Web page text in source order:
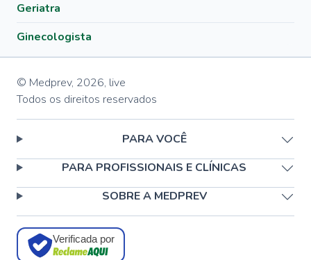
Geriatra
Ginecologista
© Medprev, 2026, live
Todos os direitos reservados
PARA VOCÊ
PARA PROFISSIONAIS E CLÍNICAS
SOBRE A MEDPREV
Verificada por